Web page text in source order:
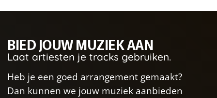
BIED JOUW MUZIEK AAN
Laat artiesten je tracks gebruiken.
Heb je een goed arrangement gemaakt?
Dan kunnen we jouw muziek aanbieden